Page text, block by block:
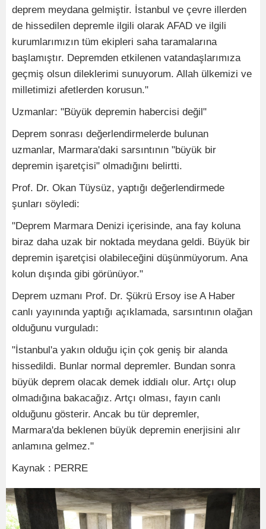
deprem meydana gelmiştir. İstanbul ve çevre illerden
de hissedilen depremle ilgili olarak AFAD ve ilgili
kurumlarımızın tüm ekipleri saha taramalarına
başlamıştır. Depremden etkilenen vatandaşlarımıza
geçmiş olsun dileklerimi sunuyorum. Allah ülkemizi ve
milletimizi afetlerden korusun."
Uzmanlar: "Büyük depremin habercisi değil"
Deprem sonrası değerlendirmelerde bulunan
uzmanlar, Marmara'daki sarsıntının "büyük bir
depremin işaretçisi" olmadığını belirtti.
Prof. Dr. Okan Tüysüz, yaptığı değerlendirmede
şunları söyledi:
"Deprem Marmara Denizi içerisinde, ana fay koluna
biraz daha uzak bir noktada meydana geldi. Büyük bir
depremin işaretçisi olabileceğini düşünmüyorum. Ana
kolun dışında gibi görünüyor."
Deprem uzmanı Prof. Dr. Şükrü Ersoy ise A Haber
canlı yayınında yaptığı açıklamada, sarsıntının olağan
olduğunu vurguladı:
"İstanbul'a yakın olduğu için çok geniş bir alanda
hissedildi. Bunlar normal depremler. Bundan sonra
büyük deprem olacak demek iddialı olur. Artçı olup
olmadığına bakacağız. Artçı olması, fayın canlı
olduğunu gösterir. Ancak bu tür depremler,
Marmara'da beklenen büyük depremin enerjisini alır
anlamına gelmez."
Kaynak : PERRE